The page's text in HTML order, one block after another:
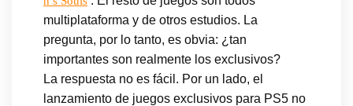
multiplataforma y de otros estudios. La
pregunta, por lo tanto, es obvia: ¿tan
importantes son realmente los exclusivos?
La respuesta no es fácil. Por un lado, el
lanzamiento de juegos exclusivos para PS5 no